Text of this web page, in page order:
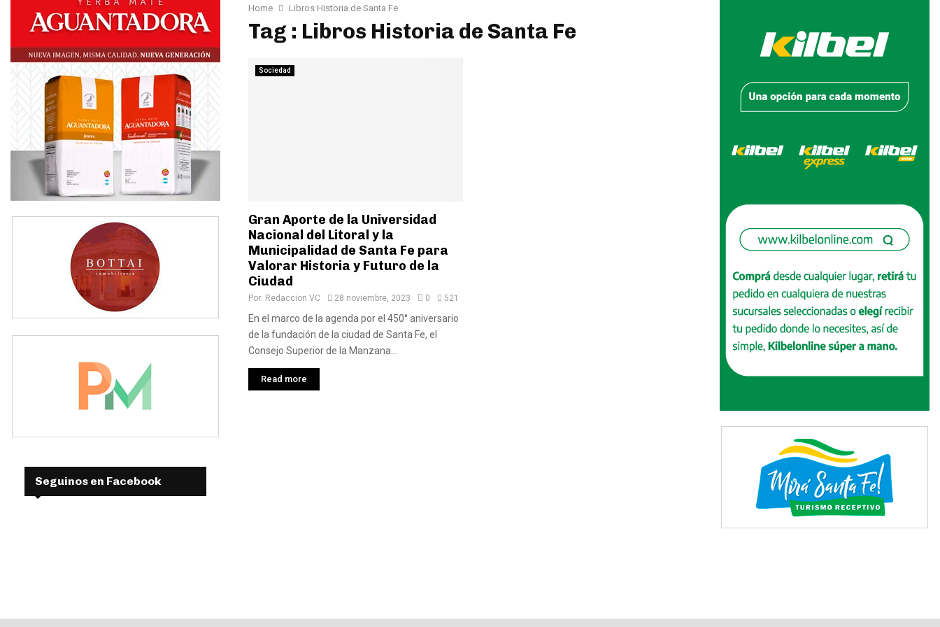
Home Libros Historia de Santa Fe
Tag : Libros Historia de Santa Fe
Sociedad
Gran Aporte de la Universidad
Nacional del Litoral y la
Municipalidad de Santa Fe para
Valorar Historia y Futuro de la
Ciudad
Por: Redaccion VC 28 noviembre, 2023 0 521
En el marco de la agenda por el 450° aniversario
de la fundación de la ciudad de Santa Fe, el
Consejo Superior de la Manzana...
Read more
Seguinos en Facebook